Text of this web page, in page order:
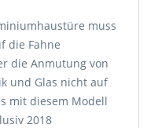
muss
die Fahne
die Anmutung von
und Glas nicht auf
mit diesem Modell
2018